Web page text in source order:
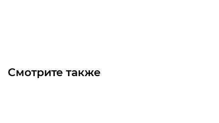
Смотрите также